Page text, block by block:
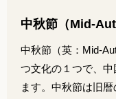
中秋節（Mid-
中秋節（英：Mid-
つ文化の１つで、
ます。中秋節は旧